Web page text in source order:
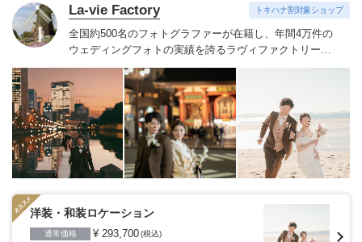
La-vie Factory トキハナ割対象ショップ
全国約500名のフォトグラファーが在籍し、年間4万件の
ウェディングフォトの実績を誇るラヴィファクトリー。
技術だけでなく、おふたりの気持ちに寄りそい素敵な表
情を引き出すハートのあるフォトグラファーたち。お好
みのフォトグラファーをご指名いただけます。季節を感
じる場所や開放感のあるロケーション、普段の服装でい
つもの二人の姿を思い出の場所、ヘアメイクや衣装など
が揃ったスタジオ、フィレンツェやパリ・ニューヨー
ク・ハワイ・グアムなど世界中の好きな国、こだわって
特別な一日の大切な瞬間を残したいカップルにおすすめ
できない場合がございます。
洋装・和装ロケーション
通常価格 ¥ 293,700(税込)